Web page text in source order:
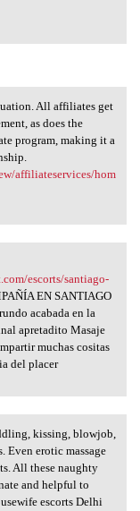
All affiliates get
as does the
program, making it a
affiliateservices/hom
escorts/santiago-
EN SANTIAGO
acabada en la
apretadito Masaje
muchas cositas
del placer
kissing, blowjob,
Even erotic massage
All these naughty
and helpful to
escorts Delhi